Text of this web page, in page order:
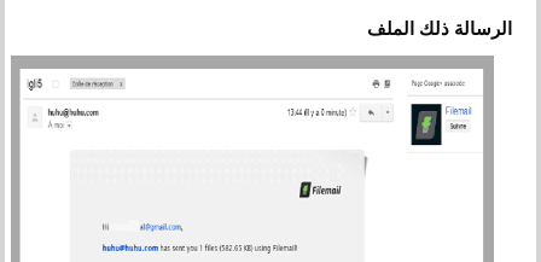
الرسالة ذلك الملف